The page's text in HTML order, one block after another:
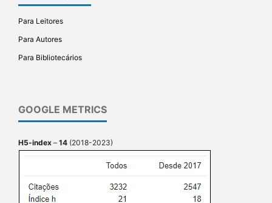
Para Leitores
Para Autores
Para Bibliotecários
GOOGLE METRICS
H5-index – 14 (2018-2023)